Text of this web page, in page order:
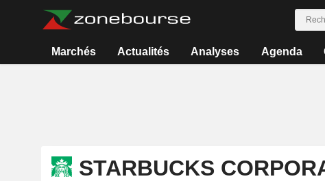
Marchés Actualités Analyses Agenda
STARBUCKS